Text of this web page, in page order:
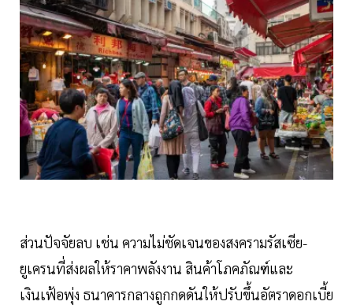
ส่วนปัจจัยลบ เช่น ความไม่ชัดเจนของสงครามรัสเซีย-
ยูเครนที่ส่งผลให้ราคาพลังงาน สินค้าโภคภัณฑ์และ
เงินเฟ้อพุ่ง ธนาคารกลางถูกกดดันให้ปรับขึ้นอัตราดอกเบี้ย